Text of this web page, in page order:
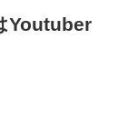
Youtuber